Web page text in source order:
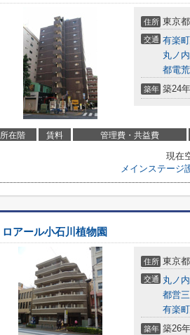
住所 東京都
交通 有楽
丸ノ
都電
築年 築24年
所在階 賃料 管理費・共益費
現在
メインステージ
ロアール小石川植物園
住所 東京都
交通 丸ノ
都営
有楽
築年 築26年